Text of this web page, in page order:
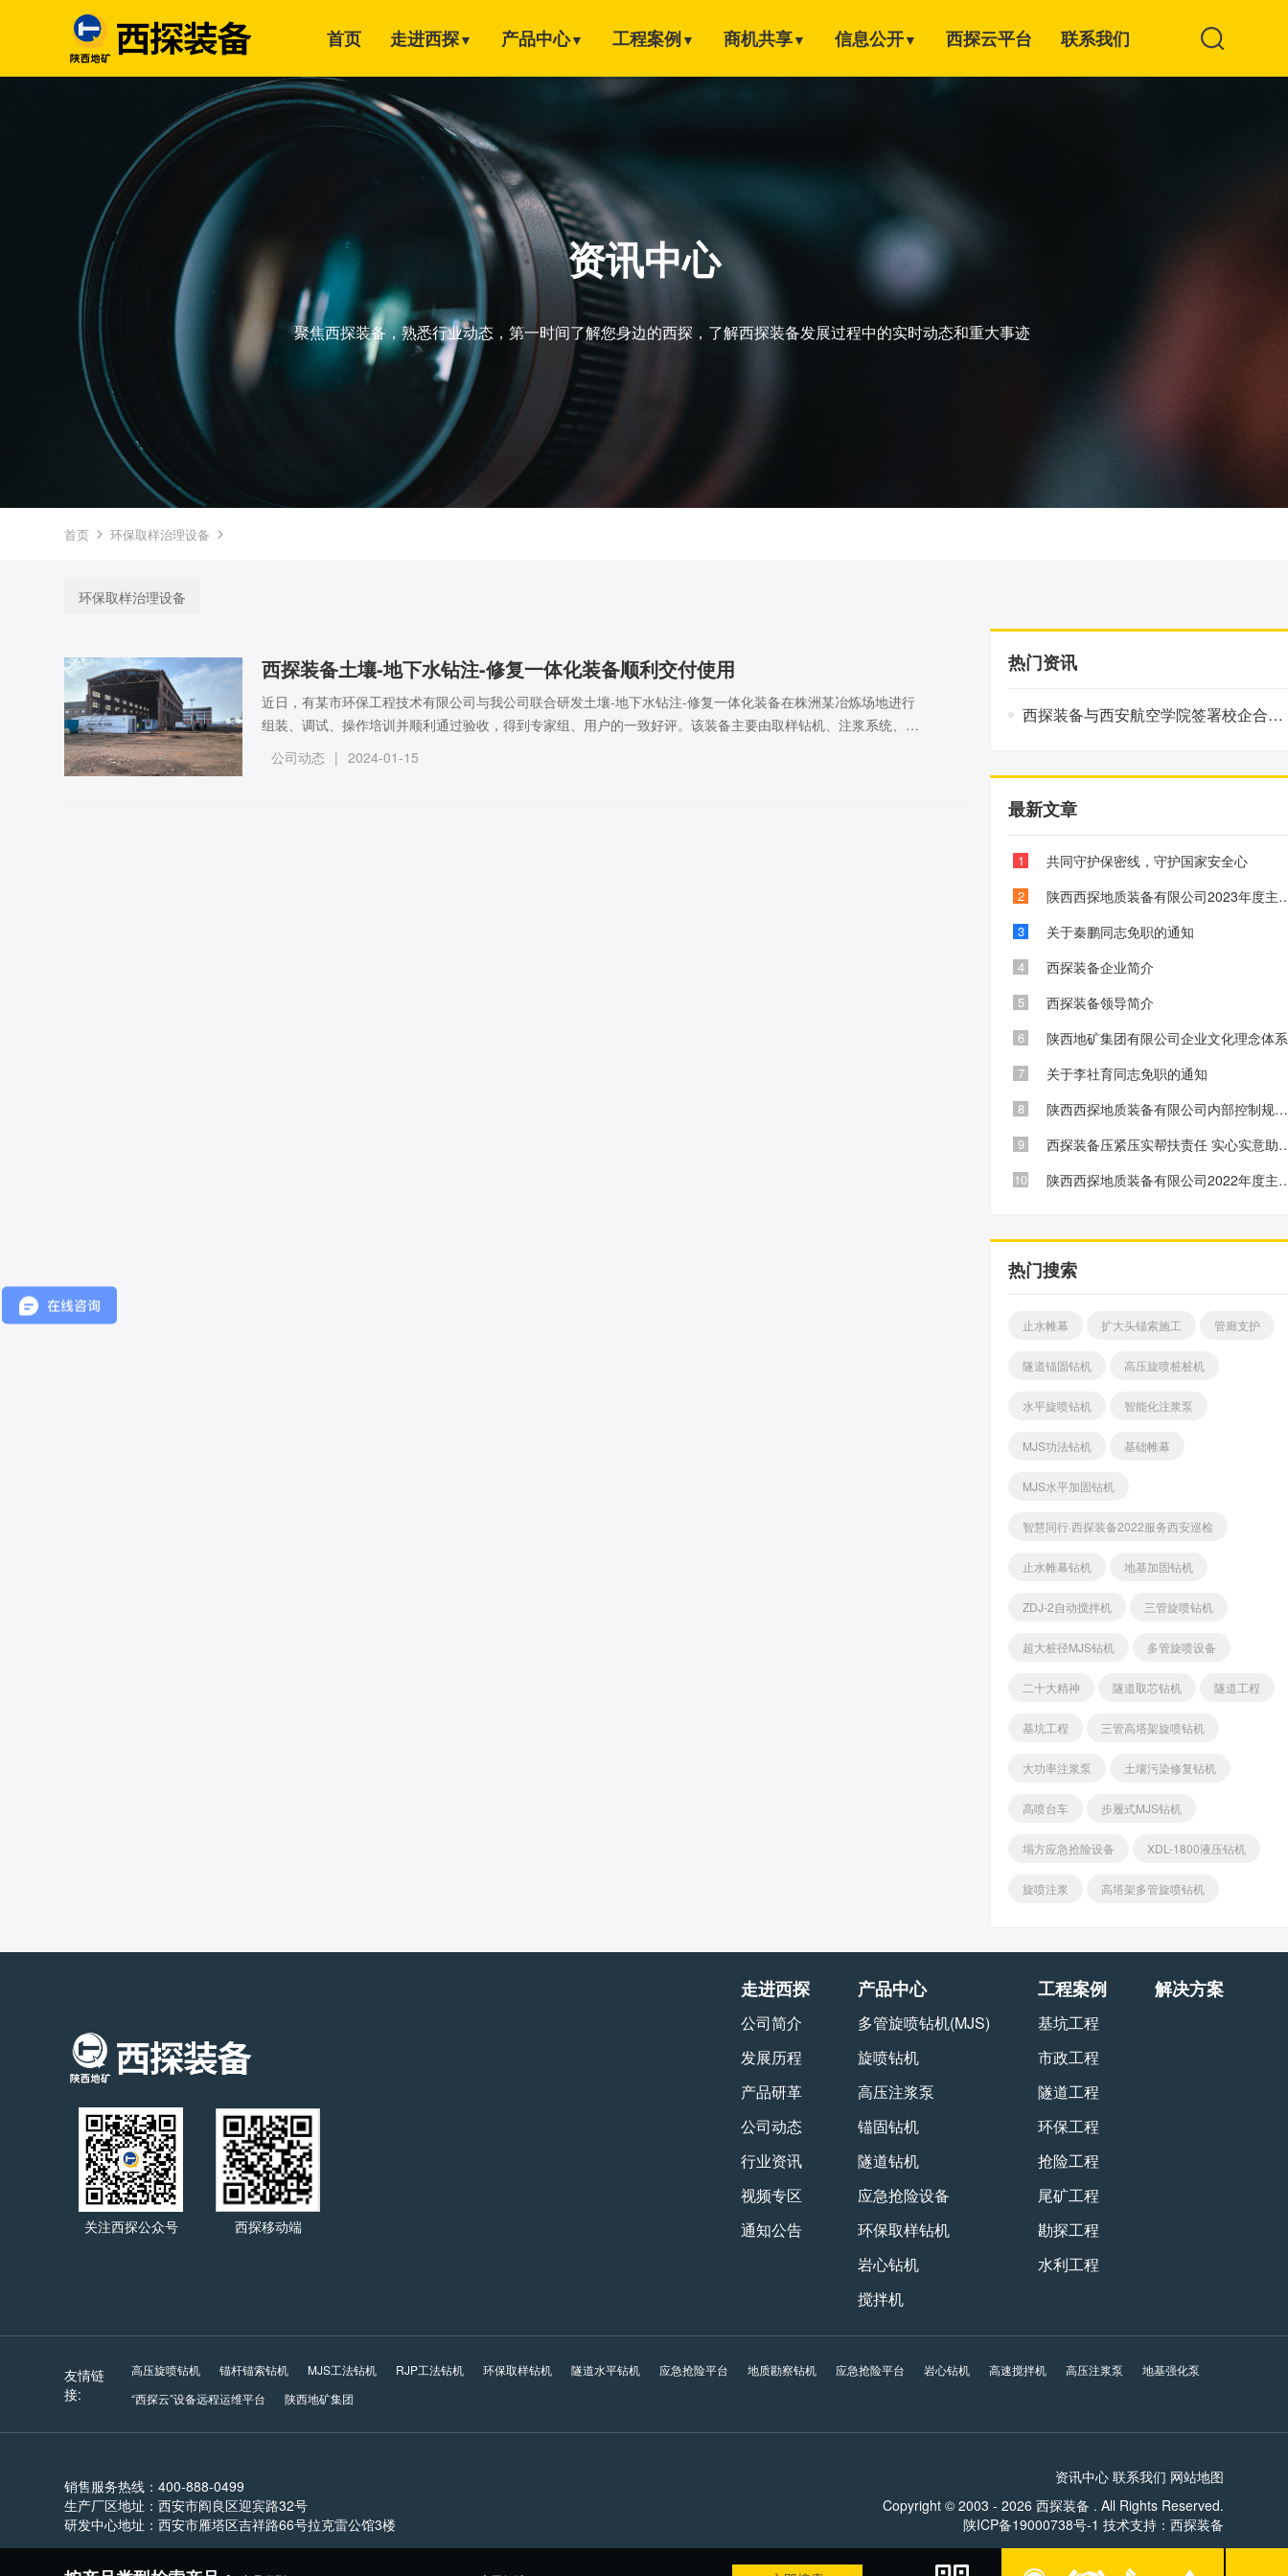
首页 走进西探▼ 产品中心▼ 工程案例▼ 商机共享▼ 信息公开▼ 西探云平台 联系我们
资讯中心
聚焦西探装备，熟悉行业动态，第一时间了解您身边的西探，了解西探装备发展过程中的实时动态和重大事迹
首页  环保取样治理设备 
环保取样治理设备
西探装备土壤-地下水钻注-修复一体化装备顺利交付使用
近日，有某市环保工程技术有限公司与我公司联合研发土壤-地下水钻注-修复一体化装备在株洲某冶炼场地进行
组装、调试、操作培训并顺利通过验收，得到专家组、用户的一致好评。该装备主要由取样钻机、注浆系统、制
浆系统、自动控制系统及后台云平台监测系统等组成。有色冶炼场地土壤-地下水协同修复自动化装备开发项目
是由中南大学牵头申报的 2019 年度国家重点项目。本项目最核心的工作是“冶炼场地土壤地下水钻注-修复一
公司动态 | 2024-01-15
热门资讯
西探装备与西安航空学院签署校企合作协议
最新文章
1 共同守护保密线，守护国家安全心
2 陕西西探地质装备有限公
3 关于秦鹏同志免职的通知
4 西探装备企业简介
5 西探装备领导简介
6 陕西地矿集团有限公司企业文化理念体系
7 关于李社育同志免职的通知
8 陕西西探地质装备有限公司内部控制规范化建设工作初见成效
9 西探装备压紧压实帮
10 陕西西探地质装备有限公
热门搜索
止水帷幕 扩大头锚索施工 管廊支护
隧道锚固钻机 高压旋喷桩桩机
水平旋喷钻机 智能化注浆泵
MJS功法钻机 基础帷幕
MJS水平加固钻机
智慧同行·西探装备2022服务西安巡检
止水帷幕钻机 地基加固钻机
ZDJ-2自动搅拌机 三管旋喷钻机
超大桩径MJS钻机 多管旋喷设备
二十大精神 隧道取芯钻机 隧道工程
基坑工程 三管高塔架旋喷钻机
大功率注浆泵 土壤污染修复钻机
高喷台车 步履式MJS钻机
塌方应急抢险设备 XDL-1800液压钻机
旋喷注浆 高塔架多管旋喷钻机
关注西探公众号 西探移动端
走进西探
公司简介
发展历程
产品研革
公司动态
行业资讯
视频专区
通知公告
产品中心
多管旋喷钻机(MJS)
旋喷钻机
高压注浆泵
锚固钻机
隧道钻机
应急抢险设备
环保取样钻机
岩心钻机
搅拌机
工程案例
基坑工程
市政工程
隧道工程
环保工程
抢险工程
尾矿工程
勘探工程
水利工程
解决方案
友情链
接:
高压旋喷钻机 锚杆锚索钻机 MJS工法钻机 RJP工法钻机 环保取样钻机 隧道水平钻机 应急抢险平台 地质勘察钻机 应急抢险平台 岩心钻机 高速搅拌机 高压注浆泵
地基强化泵
“西探云”设备远程运维平台
陕西地矿集团
销售服务热线：400-888-0499
生产厂区地址：西安市阎良区迎宾路32号
研发中心地址：西安市雁塔区吉祥路66号拉克雷公馆3楼
资讯中心 联系我们 网站地图
Copyright © 2003 - 2026 西探装备 . All Rights Reserved.
陕ICP备19000738号-1 技术支持： 西探装备